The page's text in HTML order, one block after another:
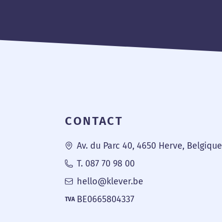
Pied de page
CONTACT
Av. du Parc 40, 4650 Herve, Belgique
T. 087 70 98 00
hello@klever.be
TVA BE0665804337